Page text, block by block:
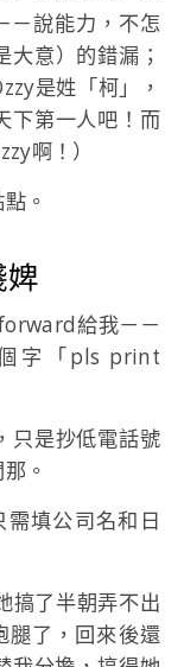
－說能力，不怎
大意）的錯漏；
是姓「柯」，
下第一人吧！而
啊！）
。
婢
給我－－
字「pls print
只是抄低電話號
。
填公司名和日
搞了半朝弄不出
腿了，回來後還